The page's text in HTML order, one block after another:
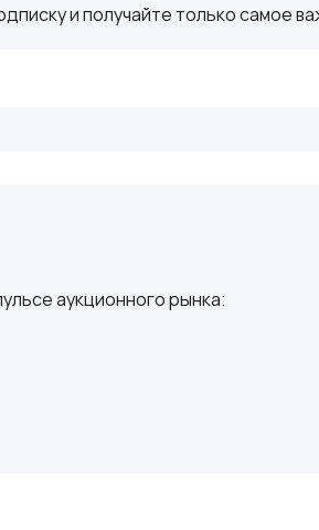
и получайте только самое
аукционного рынка: